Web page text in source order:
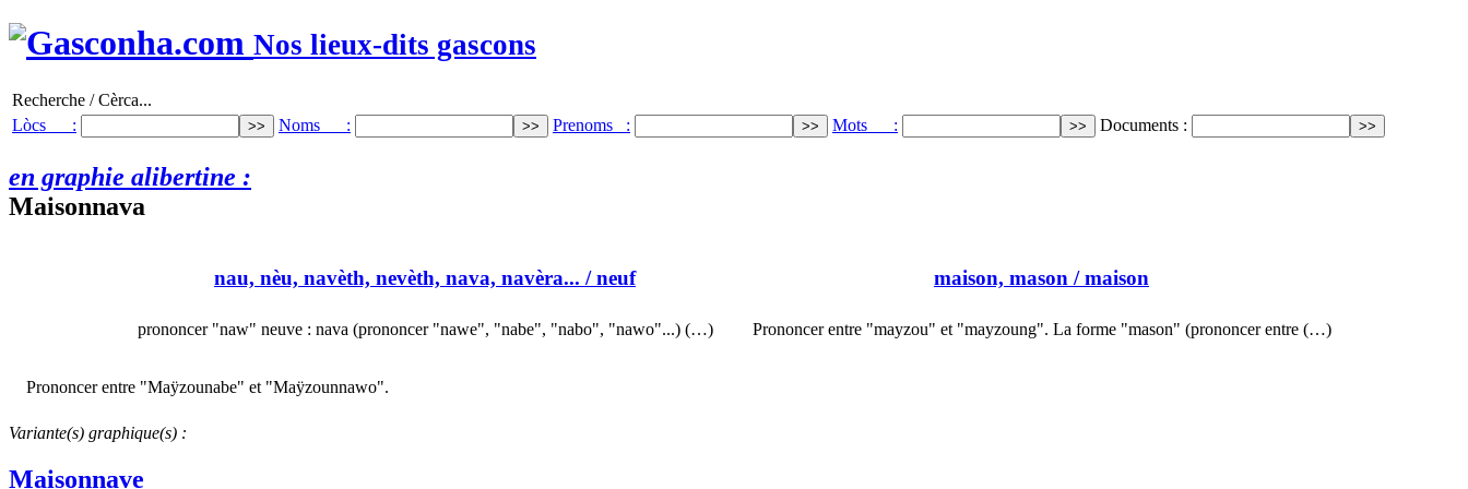
Nos lieux-dits gascons
Recherche / Cèrca...
Lòcs :
Noms : Prenoms : Mots : Documents :
en graphie alibertine :
Maisonnava
nau, nèu, navèth, nevèth, nava, navèra... / neuf
prononcer "naw" neuve : nava (prononcer "nawe", "nabe", "nabo", "nawo"...) (…)
maison, mason / maison
Prononcer entre "mayzou" et "mayzoung". La forme "mason" (prononcer entre (…)
Prononcer entre "Maÿzounabe" et "Maÿzounnawo".
Variante(s) graphique(s) :
Maisonnave